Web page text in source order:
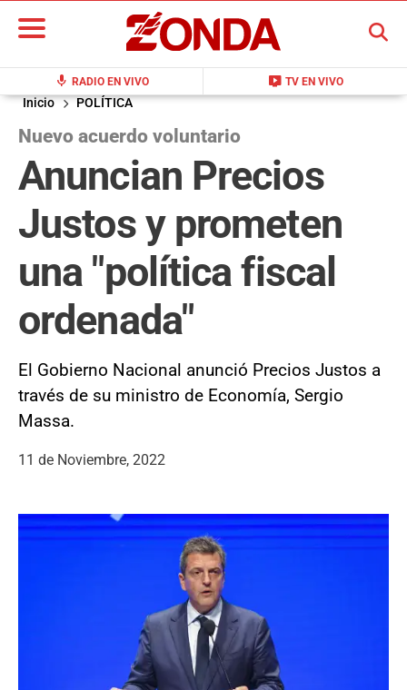
mic RADIO EN VIVO live_tv TV EN VIVO
BUSCAR
Inicio POLÍTICA
Nuevo acuerdo voluntario
Anuncian Precios
Justos y prometen
una "política fiscal
ordenada"
El Gobierno Nacional anunció Precios Justos a
través de su ministro de Economía, Sergio
Massa.
11 de Noviembre, 2022